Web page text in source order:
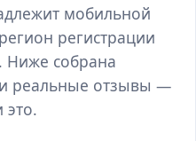
мобильной
регистрации
Ниже собрана
реальные отзывы —
это.